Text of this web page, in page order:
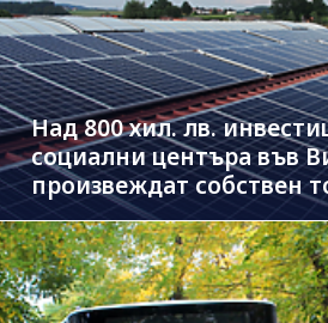
Над 800 хил. лв.
социални центъра във
произвеждат собствен